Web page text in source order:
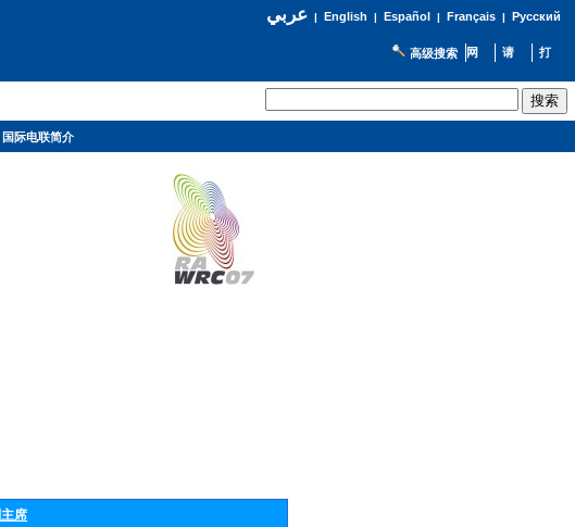
عربي| English | Español | Français| Русский
高级搜索
席
国际电联简介